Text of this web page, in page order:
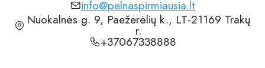
info@pelnaspirmiausia.lt
Nuokalnės g. 9, Paežerėlių k., LT-21169 Trakų
r.
+37067338888